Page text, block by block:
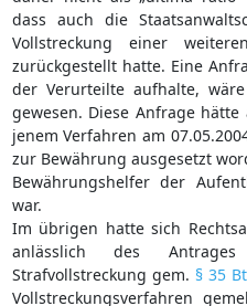
dass auch die
Vollstreckung einer
zurückgestellt hatte. Eine
der Verurteilte aufhalte,
gewesen. Diese Anfrage
jenem Verfahren am
zur Bewährung ausgesetzt
Bewährungshelfer der
war.
Im übrigen hatte sich
anlässlich des
Strafvollstreckung gem. § 35
Vollstreckungsverfahren